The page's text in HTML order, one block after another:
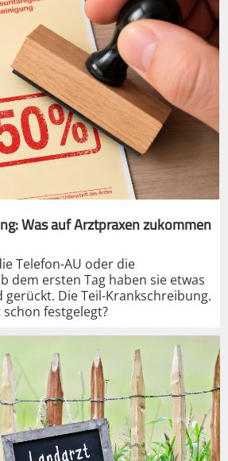
Was auf Arztpraxen zukommen
Telefon-AU oder die
dem ersten Tag haben sie etwas
Die Teil-Krankschreibung.
festgelegt?